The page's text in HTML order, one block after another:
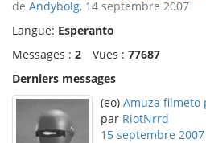
de Andybolg, 14 septembre 2007
Langue: Esperanto
Messages : 2 Vues : 77687
Derniers messages
(eo) Amuza filmeto
par RiotNrrd
15 septembre 2007